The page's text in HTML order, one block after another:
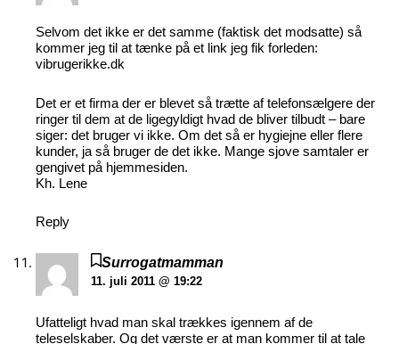
Selvom det ikke er det samme (faktisk det modsatte) så
kommer jeg til at tænke på et link jeg fik forleden:
vibrugerikke.dk
Det er et firma der er blevet så trætte af telefonsælgere der
ringer til dem at de ligegyldigt hvad de bliver tilbudt – bare
siger: det bruger vi ikke. Om det så er hygiejne eller flere
kunder, ja så bruger de det ikke. Mange sjove samtaler er
gengivet på hjemmesiden.
Kh. Lene
Reply
Surrogatmamman
11. juli 2011 @ 19:22
Ufatteligt hvad man skal trækkes igennem af de
teleselskaber. Og det værste er at man kommer til at tale